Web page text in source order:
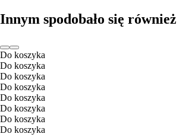
Innym spodobało się również
Do koszyka
Do koszyka
Do koszyka
Do koszyka
Do koszyka
Do koszyka
Do koszyka
Do koszyka